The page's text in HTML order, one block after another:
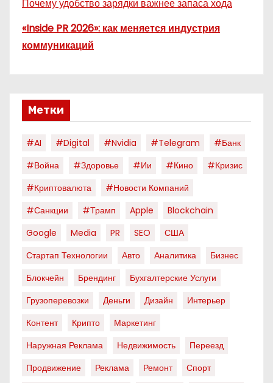
Почему удобство зарядки важнее запаса хода
«Inside PR 2026»: как меняется индустрия
коммуникаций
Метки
#AI #digital #nvidia #telegram
#банк
#война
#здоровье #ии #кино
#кризис
#криптовалюта
#новости Компаний
#санкции
#трамп Apple
Blockchain
Google
Media PR SEO
США
Стартап Технологии
Авто Аналитика
Бизнес
Блокчейн
Брендинг
Бухгалтерские Услуги
Грузоперевозки
Деньги Дизайн
Интерьер
Контент
Крипто
Маркетинг
Наружная Реклама
Недвижимость
Переезд
Продвижение
Реклама Ремонт
Спорт